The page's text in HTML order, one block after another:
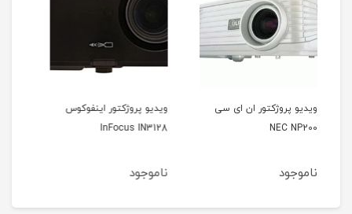
ویدیو پروژکتور اینفوکوس
InFocus IN3128
ناموجود
ویدیو پروژکتور اینفوکوس
InFocus IN3124
ناموجود